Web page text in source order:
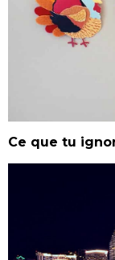
Ce que tu